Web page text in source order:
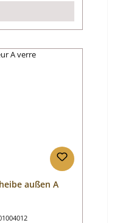
außen A